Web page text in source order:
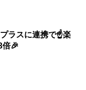
ラスに連携で☝️楽
倍🎉